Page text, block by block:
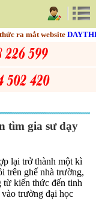
ra mắt website
tìm gia sư dạy
lại trở thành một kì
trên ghế nhà trường,
từ kiến thức đến tinh
trường đại học